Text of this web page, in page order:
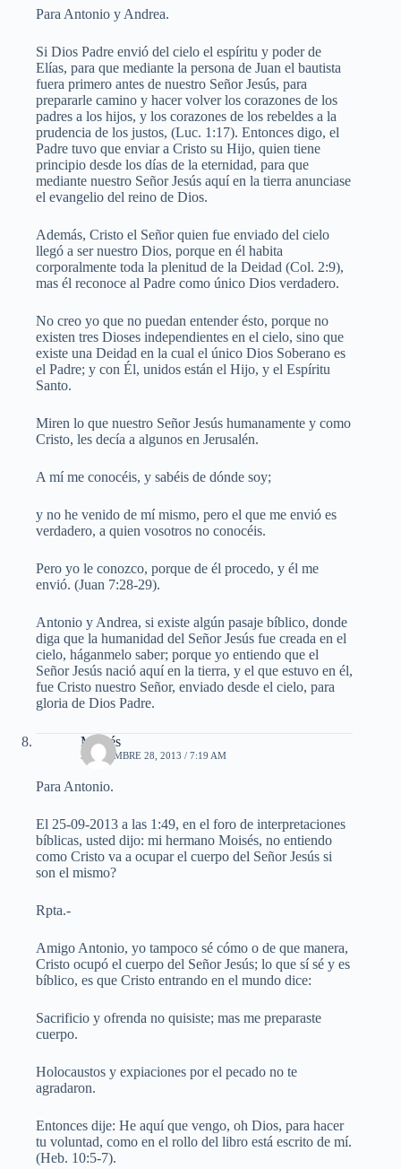
Para Antonio y Andrea.
Si Dios Padre envió del cielo el espíritu y poder de
Elías, para que mediante la persona de Juan el bautista
fuera primero antes de nuestro Señor Jesús, para
prepararle camino y hacer volver los corazones de los
padres a los hijos, y los corazones de los rebeldes a la
prudencia de los justos, (Luc. 1:17). Entonces digo, el
Padre tuvo que enviar a Cristo su Hijo, quien tiene
principio desde los días de la eternidad, para que
mediante nuestro Señor Jesús aquí en la tierra anunciase
el evangelio del reino de Dios.
Además, Cristo el Señor quien fue enviado del cielo
llegó a ser nuestro Dios, porque en él habita
corporalmente toda la plenitud de la Deidad (Col. 2:9),
mas él reconoce al Padre como único Dios verdadero.
No creo yo que no puedan entender ésto, porque no
existen tres Dioses independientes en el cielo, sino que
existe una Deidad en la cual el único Dios Soberano es
el Padre; y con Él, unidos están el Hijo, y el Espíritu
Santo.
Miren lo que nuestro Señor Jesús humanamente y como
Cristo, les decía a algunos en Jerusalén.
A mí me conocéis, y sabéis de dónde soy;
y no he venido de mí mismo, pero el que me envió es
verdadero, a quien vosotros no conocéis.
Pero yo le conozco, porque de él procedo, y él me
envió. (Juan 7:28-29).
Antonio y Andrea, si existe algún pasaje bíblico, donde
diga que la humanidad del Señor Jesús fue creada en el
cielo, háganmelo saber; porque yo entiendo que el
Señor Jesús nació aquí en la tierra, y el que estuvo en él,
fue Cristo nuestro Señor, enviado desde el cielo, para
gloria de Dios Padre.
Moisés
SEPTIEMBRE 28, 2013 / 7:19 AM
Para Antonio.
El 25-09-2013 a las 1:49, en el foro de interpretaciones
bíblicas, usted dijo: mi hermano Moisés, no entiendo
como Cristo va a ocupar el cuerpo del Señor Jesús si
son el mismo?
Rpta.-
Amigo Antonio, yo tampoco sé cómo o de que manera,
Cristo ocupó el cuerpo del Señor Jesús; lo que sí sé y es
bíblico, es que Cristo entrando en el mundo dice:
Sacrificio y ofrenda no quisiste; mas me preparaste
cuerpo.
Holocaustos y expiaciones por el pecado no te
agradaron.
Entonces dije: He aquí que vengo, oh Dios, para hacer
tu voluntad, como en el rollo del libro está escrito de mí.
(Heb. 10:5-7).